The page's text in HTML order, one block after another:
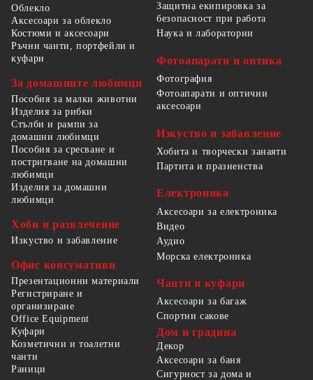
Облекло
Аксесоари за облекло
Костюми и аксесоари
Ръчни чанти, портфейли и
куфари
За домашните любимци
Пособия за малки животни
Изделия за рибки
Стълби и рампи за
домашни любимци
Пособия за сресване и
постригване на домашни
любимци
Изделия за домашни
любимци
Хоби и развлечение
Изкуство и забавление
Офис консумативи
Презентационни материали
Регистриране и
организиране
Office Equipment
Защитна екипировка за
безопасност при работа
Наука и лаборатории
Фотоапарати и оптика
Фотография
Фотоапарати и оптични
аксесоари
Изкуство и забавление
Хобита и творчески занаяти
Партита и празненства
Електроника
Аксесоари за електроника
Видео
Аудио
Морска електроника
Чанти и куфари
Аксесоари за багаж
Спортни сакове
Куфари
Козметични и тоалетни
чанти
Раници
Дом и градина
Декор
Аксесоари за баня
Сигурност за дома и